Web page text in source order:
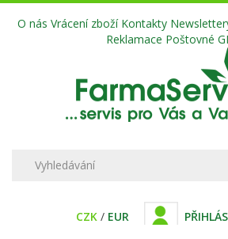
O nás Vrácení zboží Kontakty
Reklamace Poštovné
CZK / EUR